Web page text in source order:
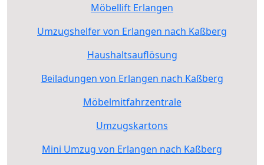
Möbellift Erlangen
Umzugshelfer von Erlangen nach Kaßberg
Haushaltsauflösung
Beiladungen von Erlangen nach Kaßberg
Möbelmitfahrzentrale
Umzugskartons
Mini Umzug von Erlangen nach Kaßberg